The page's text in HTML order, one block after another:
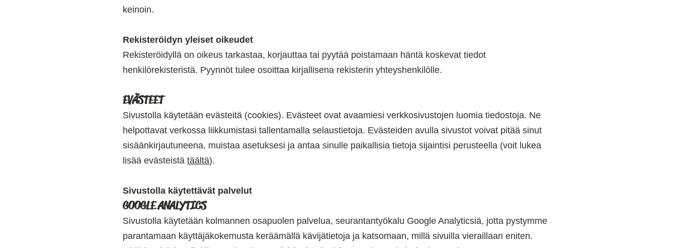
keinoin.
Rekisteröidyn yleiset oikeudet
Rekisteröidyllä on oikeus tarkastaa, korjauttaa tai pyytää poistamaan häntä koskevat tiedot
henkilörekisteristä. Pyynnöt tulee osoittaa kirjallisena rekisterin yhteyshenkilölle.
EVÄSTEET
Sivustolla käytetään evästeitä (cookies). Evästeet ovat avaamiesi verkkosivustojen luomia tiedostoja. Ne
helpottavat verkossa liikkumistasi tallentamalla selaustietoja. Evästeiden avulla sivustot voivat pitää sinut
sisäänkirjautuneena, muistaa asetuksesi ja antaa sinulle paikallisia tietoja sijaintisi perusteella (voit lukea
lisää evästeistä täältä).
Sivustolla käytettävät palvelut
GOOGLE ANALYTICS
Sivustolla käytetään kolmannen osapuolen palvelua, seurantantyökalu Google Analyticsiä, jotta pystymme
parantamaan käyttäjäkokemusta keräämällä kävijätietoja ja katsomaan, millä sivuilla vieraillaan eniten.